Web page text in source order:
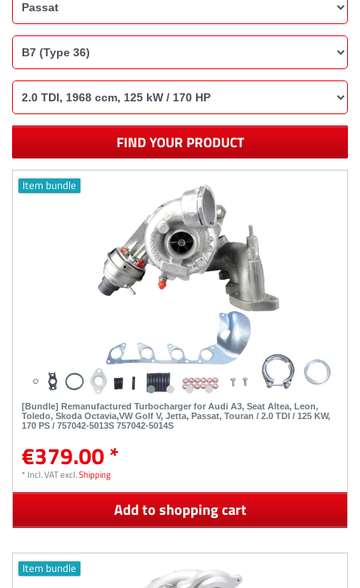
FIND YOUR PRODUCT
Item bundle
[Bundle] Remanufactured Turbocharger for Audi A3, Seat Altea, Leon,
Toledo, Skoda Octavia,VW Golf V, Jetta, Passat, Touran / 2.0 TDI / 125 KW,
170 PS / 757042-5013S 757042-5014S
€379.00 *
* Incl. VATexcl.Shipping
Add to shopping cart
Item bundle